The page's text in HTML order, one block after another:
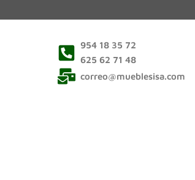
954 18 35 72
625 62 71 48
correo@mueblesisa.com